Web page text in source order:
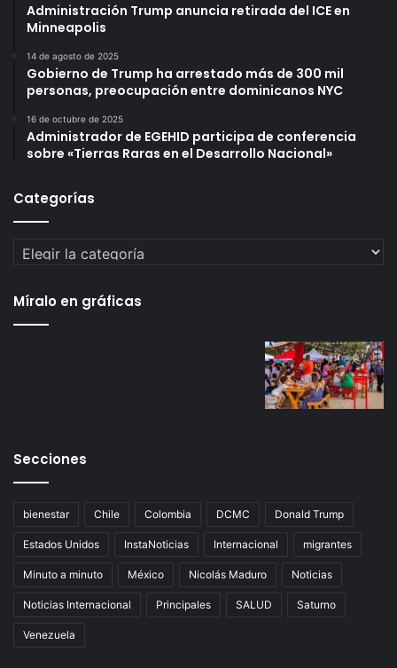
Administración Trump anuncia retirada del ICE en
Minneapolis
14 de agosto de 2025
Gobierno de Trump ha arrestado más de 300 mil
personas, preocupación entre dominicanos NYC
16 de octubre de 2025
Administrador de EGEHID participa de conferencia
sobre «Tierras Raras en el Desarrollo Nacional»
Categorías
Categorías
Míralo en gráficas
Secciones
bienestar Chile Colombia DCMC Donald Trump
Estados Unidos InstaNoticias Internacional migrantes
Minuto a minuto México Nicolás Maduro Noticias
Noticias Internacional Principales SALUD Saturno
Venezuela